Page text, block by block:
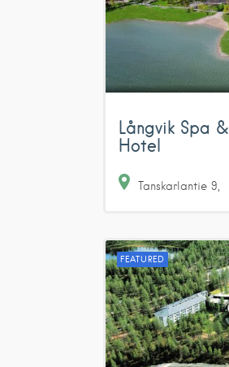
Långvik Spa
Hotel
Tanskarlantie 9
FEATURED